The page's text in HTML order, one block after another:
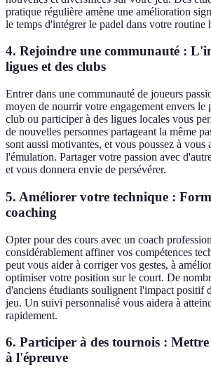
pratique régulière amène une amélioration
le temps d'intégrer le padel dans votre routine
4. Rejoindre une communauté :
ligues et des clubs
Entrer dans une communauté de joueurs
moyen de nourrir votre engagement envers le
club ou participer à des ligues locales vous
de nouvelles personnes partageant la même
sont aussi motivantes, et vous poussez à vous
l'émulation. Partager votre passion avec
et vous donnera envie de persévérer.
5. Améliorer votre technique :
coaching
Opter pour des cours avec un coach
considérablement affiner vos compétences
peut vous aider à corriger vos gestes, à
optimiser votre position sur le court. De
d'anciens étudiants soulignent l'impact positif
jeu. Un suivi personnalisé vous aidera à
rapidement.
6. Participer à des tournois : Mettre
à l'épreuve